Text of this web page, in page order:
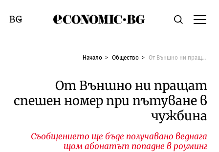
Economic.bgТърсене
Смяна на език
Начало Общество От Външно ни пращат спешен номер при пътуване в чужбина
От Външно ни пращат
спешен номер при пътуване в
чужбина
Съобщението ще бъде получавано веднага
щом абонатът попадне в роуминг